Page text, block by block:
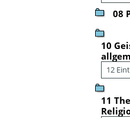
08
10
12
11